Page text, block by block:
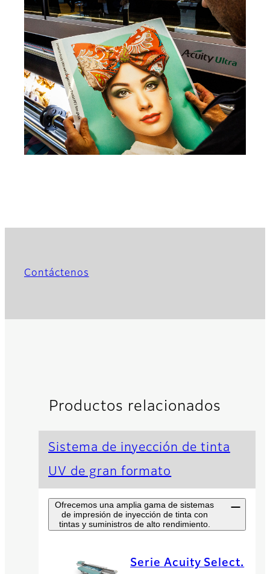
Contáctenos
Productos relacionados
Sistema de inyección de tinta
UV de gran formato
Ofrecemos una amplia gama de sistemas
de impresión de inyección de tinta con
tintas y suministros de alto rendimiento.
Serie Acuity Select.